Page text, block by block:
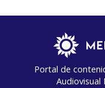
Portal de
Audiovisual